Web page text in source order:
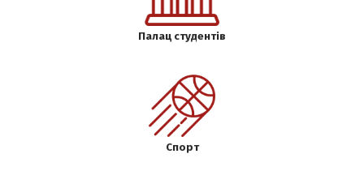
Палац студентів
Спорт